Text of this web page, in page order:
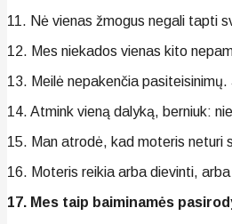
11. Nė vienas žmogus negali tapti
12. Mes niekados vienas kito
13. Meilė nepakenčia pasiteisinimų.
14. Atmink vieną dalyką, berniuk:
15. Man atrodė, kad moteris neturi
16. Moteris reikia arba dievinti,
17. Mes taip baiminamės